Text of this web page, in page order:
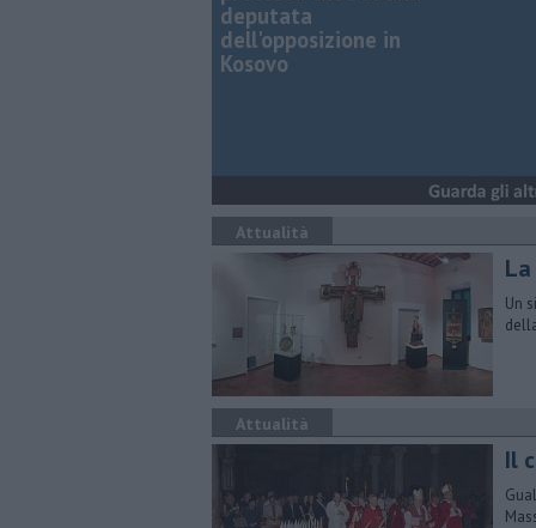
deputata
dell'opposizione in
Kosovo
Attualità
Un
Attualità
Il